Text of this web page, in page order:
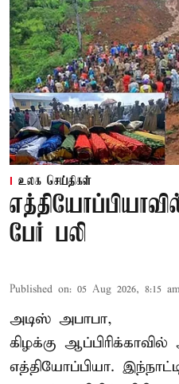
உலக செய்திகள்
பேர் பலி
Published on: 05 Aug 2026, 8:15
அடிஸ் அபாபா,
கிழக்கு
எத்தியோப்பியா.